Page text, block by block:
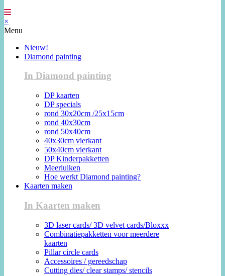
×
Menu
Nieuw!
Diamond painting
In Diamond painting
DP kaarten
DP specials
rond 30x20cm /25x15cm
rond 40x30cm
rond 50x40cm
40x30cm vierkant
50x40cm vierkant
DP Kinderpakketten
Meerluiken
Hoe werkt Diamond painting?
Kaarten maken
In Kaarten maken
3D laser cards/ 3D velvet cards/Bloxxx
Combinatiepakketten voor meerdere
kaarten
Pillar circle cards
Accessoires / gereedschap
Cutting dies/ clear stamps/ stencils